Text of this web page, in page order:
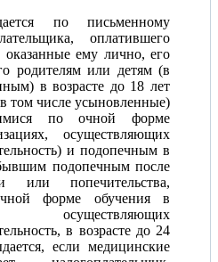
по письменному
оплатившего
оказанные ему лично, его
родителям или детям (в
в возрасте до 18 лет
том числе усыновленные)
по очной форме
осуществляющих
и подопечным в
подопечным после
или попечительства,
форме обучения в
осуществляющих
в возрасте до 24
если медицинские